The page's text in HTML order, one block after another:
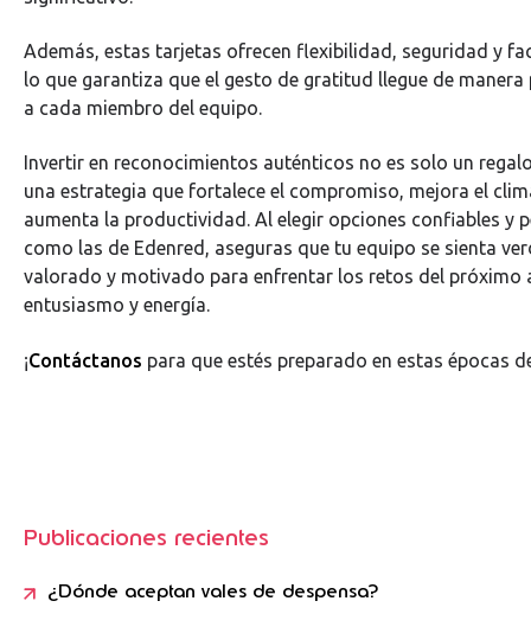
Además, estas tarjetas ofrecen flexibilidad, seguridad y
lo que garantiza que el gesto de gratitud llegue de
a cada miembro del equipo.
Invertir en reconocimientos auténticos no es solo un
una estrategia que fortalece el compromiso, mejora el
aumenta la productividad. Al elegir opciones confiables y
como las de Edenred, aseguras que tu equipo se sienta
valorado y motivado para enfrentar los retos del próximo
entusiasmo y energía.
¡Contáctanos para que estés preparado en estas épocas
Publicaciones recientes
¿Dónde aceptan vales de despensa?